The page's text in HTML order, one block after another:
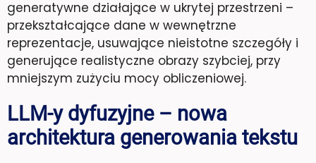
generatywne działające w ukrytej przestrzeni –
przekształcające dane w wewnętrzne
reprezentacje, usuwające nieistotne szczegóły i
generujące realistyczne obrazy szybciej, przy
mniejszym zużyciu mocy obliczeniowej.
LLM-y dyfuzyjne – nowa
architektura generowania tekstu